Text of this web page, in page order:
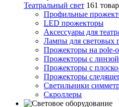
Театральный свет 161 товар
Профильные
LED прожекторы
Аксессуары для
Лампы для световых
Прожекторы на pole-
Прожекторы с
Прожекторы с
Прожекторы
Светильники
Скроллеры